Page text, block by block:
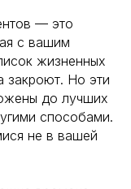
— это
с вашим
жизненных
закроют. Но эти
до лучших
способами.
не в вашей